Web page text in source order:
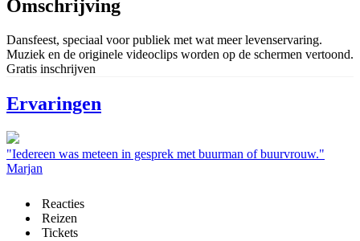
Omschrijving
Dansfeest, speciaal voor publiek met wat meer levenservaring.
Muziek en de originele videoclips worden op de schermen vertoond.
Gratis inschrijven
Ervaringen
"Iedereen was meteen in gesprek met buurman of buurvrouw."
Marjan
Reacties
Reizen
Tickets